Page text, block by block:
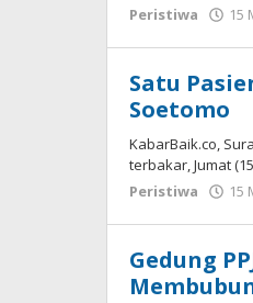
Peristiwa
15
Satu
Soetomo
KabarBaik.co,
terbakar, Jumat
Peristiwa
15
Gedung